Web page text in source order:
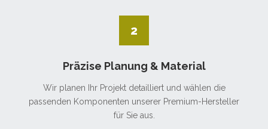
2
Präzise Planung & Material
Wir planen Ihr Projekt detailliert und wählen die
passenden Komponenten unserer Premium-Hersteller
für Sie aus.